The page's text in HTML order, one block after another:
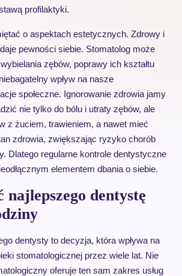
profilaktyki.
o aspektach estetycznych. Zdrowy i
pewności siebie. Stomatolog może
zębów, poprawy ich kształtu
wpływ na nasze
społeczne. Ignorowanie zdrowia jamy
nie tylko do bólu i utraty zębów, ale
z żuciem, trawieniem, a nawet mieć
zdrowia, zwiększając ryzyko chorób
Dlatego regularne kontrole dentystyczne
elementem dbania o siebie.
najlepszego dentystę
dentysty to decyzja, która wpływa na
stomatologicznej przez wiele lat. Nie
oferuje ten sam zakres usług